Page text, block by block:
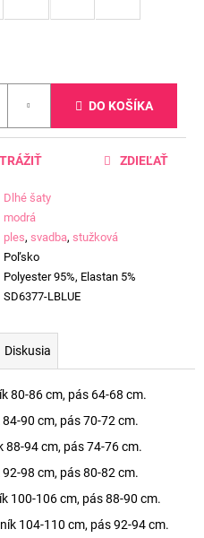
DO KOŠÍKA
Dlhé šaty
modrá
ples, svadba, stužková
Poľsko
Polyester 95%, Elastan 5%
SD6377-LBLUE
ZDIEĽAŤ
Diskusia
80-86 cm, pás 64-68 cm.
90 cm, pás 70-72 cm.
88-94 cm, pás 74-76 cm.
98 cm, pás 80-82 cm.
100-106 cm, pás 88-90 cm.
104-110 cm, pás 92-94 cm.